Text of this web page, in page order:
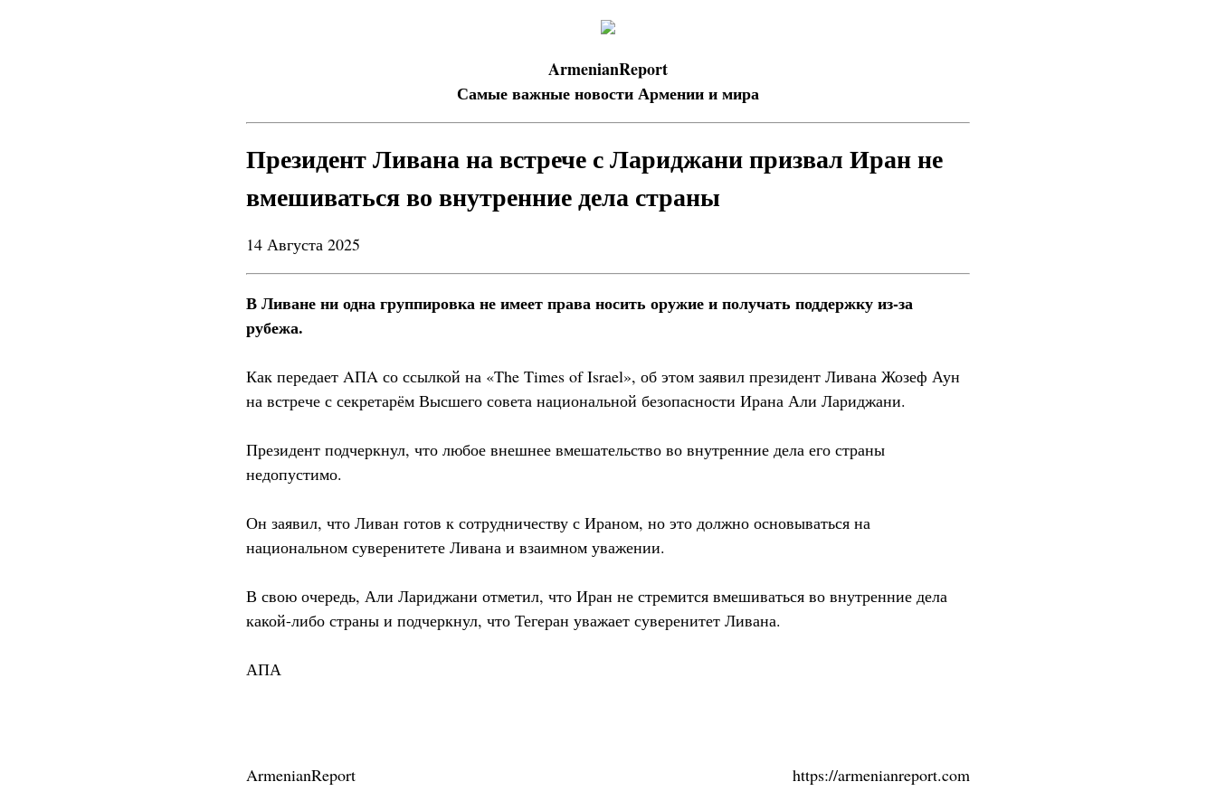
ArmenianReport
Самые важные новости Армении и мира
Президент Ливана на встрече с Лариджани призвал Иран не
вмешиваться во внутренние дела страны
14 Августа 2025
В Ливане ни одна группировка не имеет права носить оружие и получать поддержку из-за
рубежа.
Как передает AПA со ссылкой на «The Times of Israel», об этом заявил президент Ливана Жозеф Аун
на встрече с секретарём Высшего совета национальной безопасности Ирана Али Лариджани.
Президент подчеркнул, что любое внешнее вмешательство во внутренние дела его страны
недопустимо.
Он заявил, что Ливан готов к сотрудничеству с Ираном, но это должно основываться на
национальном суверенитете Ливана и взаимном уважении.
В свою очередь, Али Лариджани отметил, что Иран не стремится вмешиваться во внутренние дела
какой-либо страны и подчеркнул, что Тегеран уважает суверенитет Ливана.
АПА
ArmenianReport https://armenianreport.com